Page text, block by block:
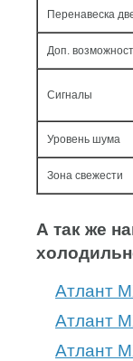
Перенавеска
Доп.
Сигналы
Уровень шума
Зона свежести
А так же
Атлант
Атлант
Атлант